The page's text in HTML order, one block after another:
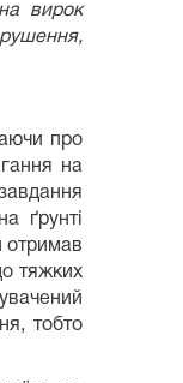
вирок
про
на
ґрунті
отримав
тяжких
тобто